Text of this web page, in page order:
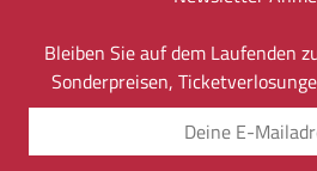
Bleiben Sie auf dem Laufenden
Sonderpreisen,